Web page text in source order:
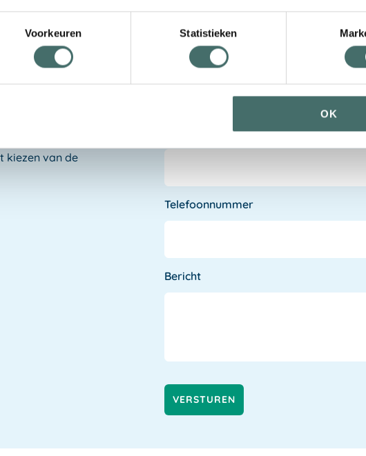
Voorkeuren Statistieken
OK
Bedrijfsnaam
Telefoonnummer
Bericht
VERSTUREN
En wat dit
in jouw
waar je nu
en
analyse van
kiezen van de